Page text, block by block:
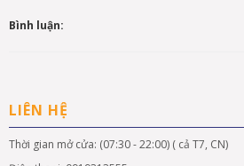
Bình luận:
LIÊN HỆ
Thời gian mở cửa: (07:30 - 22:00) ( cả T7, CN)